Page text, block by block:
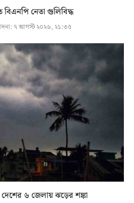
বিএনপি নেতা গুলিবিদ্ধ
৭ আগস্ট ২০২৬, ২১:৩৫
দেশের ৬ জেলায় ঝড়ের শঙ্কা